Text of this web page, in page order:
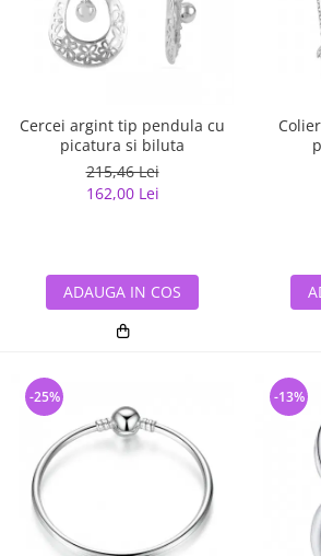
Cercei argint tip pendula cu
picatura si biluta
215,46 Lei
162,00 Lei
ADAUGA IN COS
-25% -13%